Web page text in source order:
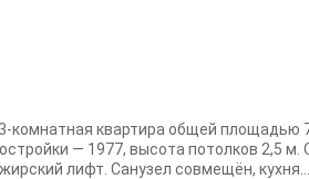
квартира общей площадью
— 1977, высота потолков 2,5 м.
лифт. Санузел совмещён, кухня...